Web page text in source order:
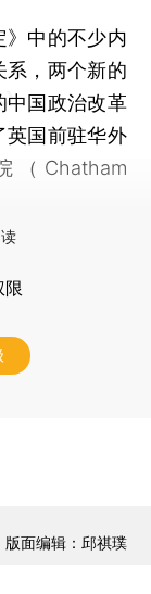
中的不少内
系，两个新的
中国政治改革
英国前驻华外
Chatham
限
版面编辑：邱祺璞